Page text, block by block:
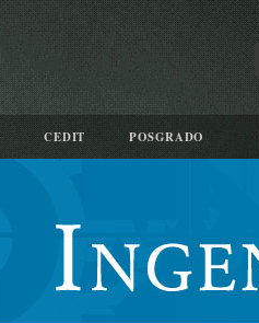
CEDIT POSGRADO